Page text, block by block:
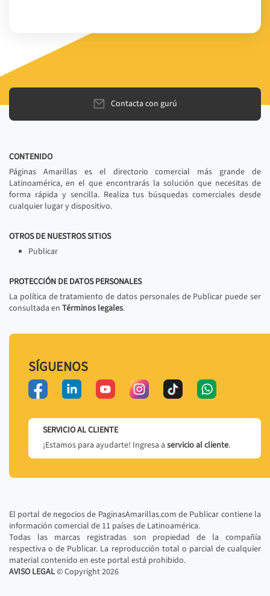
Contacta con gurú
CONTENIDO
Páginas Amarillas es el directorio comercial más grande de
Latinoamérica, en el que encontrarás la solución que necesitas de
forma rápida y sencilla. Realiza tus búsquedas comerciales desde
cualquier lugar y dispositivo.
OTROS DE NUESTROS SITIOS
Publicar
PROTECCIÓN DE DATOS PERSONALES
La política de tratamiento de datos personales de Publicar puede ser
consultada en Términos legales.
SÍGUENOS
SERVICIO AL CLIENTE
¡Estamos para ayudarte! Ingresa a servicio al cliente.
El portal de negocios de PaginasAmarillas.com de Publicar contiene la
información comercial de 11 países de Latinoamérica.
Todas las marcas registradas son propiedad de la compañía
respectiva o de Publicar. La reproducción total o parcial de cualquier
material contenido en este portal está prohibido.
AVISO LEGAL© Copyright2026